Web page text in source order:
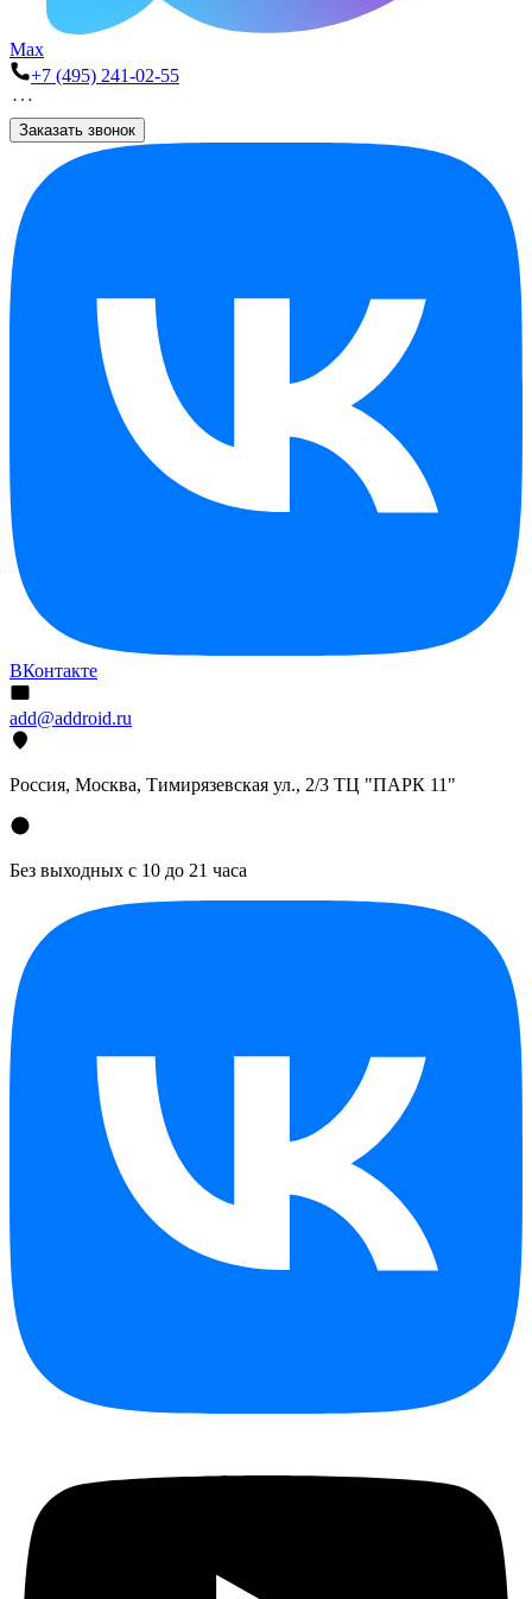
Max
+7 (495) 241-02-55
Заказать звонок
ВКонтакте
add@addroid.ru
Россия, Москва, Тимирязевская ул., 2/3 ТЦ "ПАРК 11"
Без выходных с 10 до 21 часа